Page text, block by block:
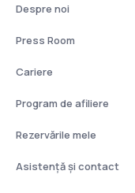
Despre noi
Press Room
Cariere
Program de afiliere
Rezervările mele
Asistenţă şi contact